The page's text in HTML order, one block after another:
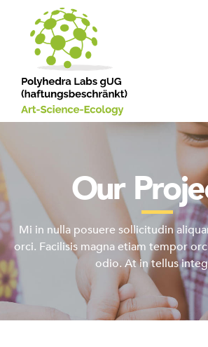
Our
Mi in nulla posuere sollicitudin
orci. Facilisis magna etiam tempor
odio. At in tellus